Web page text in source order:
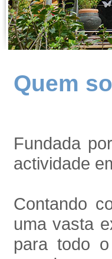
Quem
Fundada
actividade
Contando
uma vasta
para todo